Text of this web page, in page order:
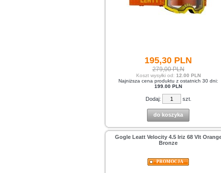
195,30 PLN
279,00 PLN
Koszt wysyłki od: 12.00 PLN
Najniższa cena produktu z ostatnich 30 dni:
199.00 PLN
Dodaj: szt.
do koszyka
Gogle Leatt Velocity 4.5 Iriz 68 Vlt
Bronze
PROMOCJA